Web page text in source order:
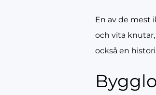
En av de mest
och vita
också en